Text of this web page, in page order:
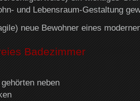
und Lebensraum-Gestaltung
neue Bewohner eines
Badezimmer
neben